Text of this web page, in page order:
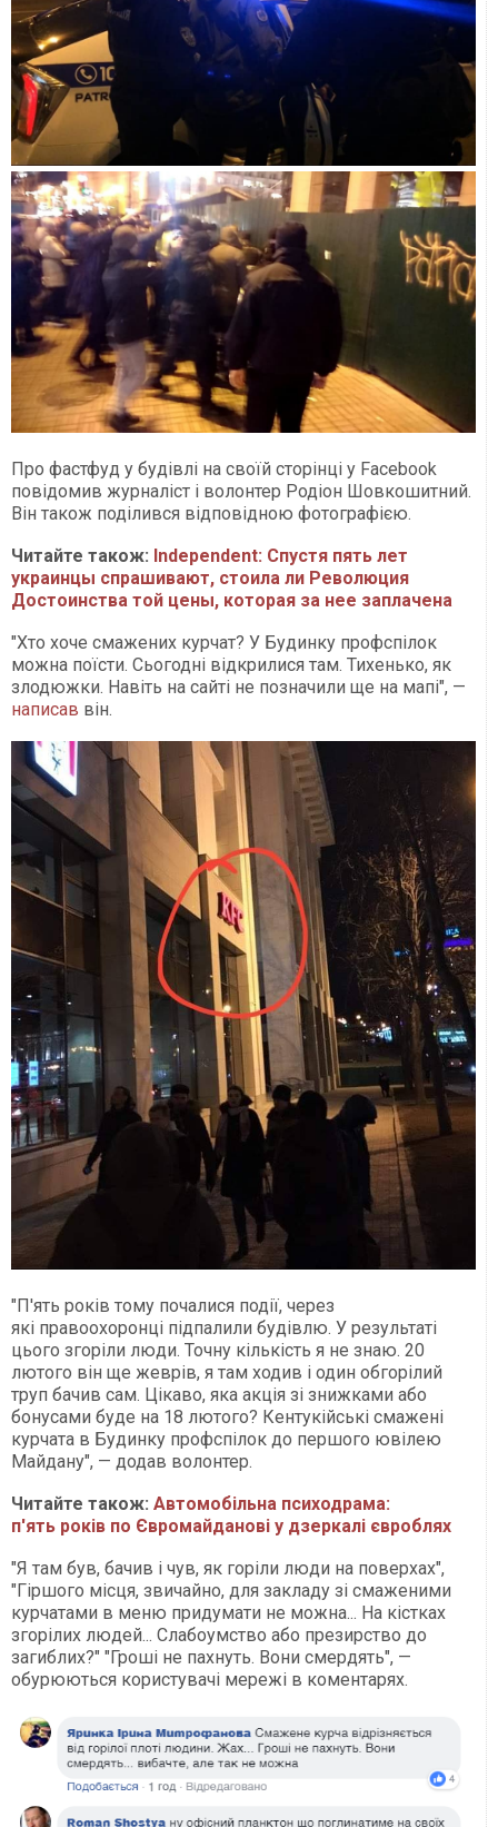
Про фастфуд у будівлі на своїй сторінці у Facebook
повідомив журналіст і волонтер Родіон Шовкошитний.
Він також поділився відповідною фотографією.
Читайте також: Independent: Спустя пять лет
украинцы спрашивают, стоила ли Революция
Достоинства той цены, которая за нее заплачена
"Хто хоче смажених курчат? У Будинку профспілок
можна поїсти. Сьогодні відкрилися там. Тихенько, як
злодюжки. Навіть на сайті не позначили ще на мапі", —
написав він.
"П'ять років тому почалися події, через
які правоохоронці підпалили будівлю. У результаті
цього згоріли люди. Точну кількість я не знаю. 20
лютого він ще жеврів, я там ходив і один обгорілий
труп бачив сам. Цікаво, яка акція зі знижками або
бонусами буде на 18 лютого? Кентукійські смажені
курчата в Будинку профспілок до першого ювілею
Майдану", — додав волонтер.
Читайте також: Автомобільна психодрама:
п'ять років по Євромайданові у дзеркалі євроблях
"Я там був, бачив і чув, як горіли люди на поверхах",
"Гіршого місця, звичайно, для закладу зі смаженими
курчатами в меню придумати не можна... На кістках
згорілих людей... Слабоумство або презирство до
загиблих?" "Гроші не пахнуть. Вони смердять", —
обурюються користувачі мережі в коментарях.